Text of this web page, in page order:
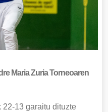
Maria Zuria Torneoaren
22-13 garaitu dituzte